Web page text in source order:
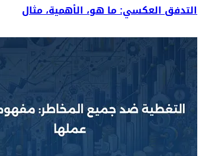
التدفق العكسي: ما هو، الأهمية، مثال